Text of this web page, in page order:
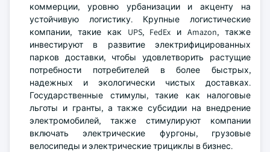
коммерции, уровню урбанизации и акценту на
устойчивую логистику. Крупные логистические
компании, такие как UPS, FedEx и Amazon, также
инвестируют в развитие электрифицированных
парков доставки, чтобы удовлетворить растущие
потребности потребителей в более быстрых,
надежных и экологически чистых доставках.
Государственные стимулы, такие как налоговые
льготы и гранты, а также субсидии на внедрение
электромобилей, также стимулируют компании
включать электрические фургоны, грузовые
велосипеды и электрические трициклы в бизнес.